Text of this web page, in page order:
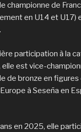
championne de
en U14 et U17)
participation à la
elle est vice-
de bronze en
à Seseña en
en 2025, elle